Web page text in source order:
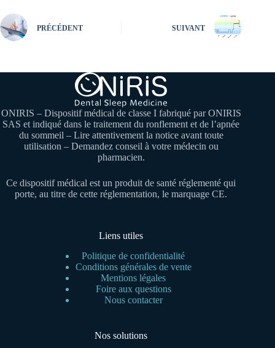
PRÉCÉDENT SUIVANT
ONIRIS – Dispositif médical de classe I fabriqué par ONIRIS
SAS et indiqué dans le traitement du ronflement et de l’apnée
du sommeil – Lire attentivement la notice avant toute
utilisation – Demandez conseil à votre médecin ou
pharmacien.
Ce dispositif médical est un produit de santé réglementé qui
porte, au titre de cette réglementation, le marquage CE.
Liens utiles
Politique de confidentialité
Conditions générales de vente
Mentions légales
Foire aux questions
Nous contacter
Nos solutions